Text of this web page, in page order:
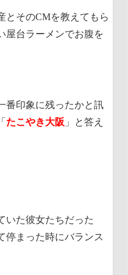
とそのCMを教えてもら
屋台ラーメンでお腹を
番印象に残ったかと訊
たこやき大阪 」と答え
いた彼女たちだった
停まった時にバランス